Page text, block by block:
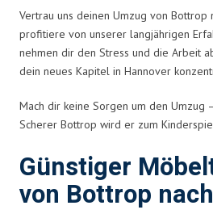
Vertrau uns deinen Umzug von Bottrop
profitiere von unserer langjährigen
nehmen dir den Stress und die Arbeit
dein neues Kapitel in Hannover
Mach dir keine Sorgen um den Umzug
Scherer Bottrop wird er zum
Günstiger
von Bottrop